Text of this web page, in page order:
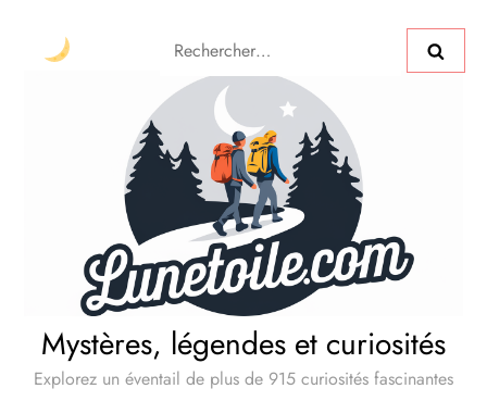
Mystères, légendes et curiosités
Explorez un éventail de plus de 915 curiosités fascinantes